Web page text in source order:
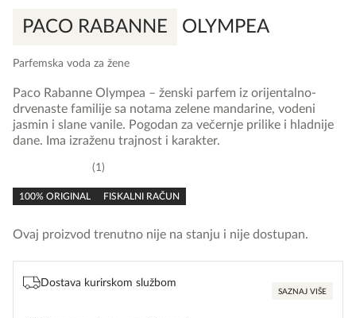
PACO RABANNE OLYMPEA
Parfemska voda za žene
rating
1
100% ORIGINAL FISKALNI RAČUN
Paco Rabanne Olympea – ženski parfem iz orijentalno-
drvenaste familije sa notama zelene mandarine, vodeni
jasmin i slane vanile. Pogodan za večernje prilike i hladnije
dane. Ima izraženu trajnost i karakter.
Ovaj proizvod trenutno nije na stanju i nije dostupan.
Dostava kurirskom službom
SAZNAJ VIŠE